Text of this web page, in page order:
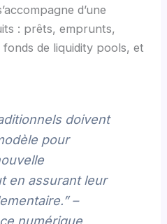
d’une
: prêts, emprunts,
de liquidity pools, et
doivent
pour
en assurant leur
–
numérique